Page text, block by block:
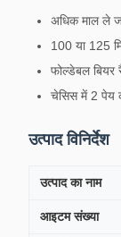
अधिक माल ले
100 या 125
फोल्डेबल बियर
चेसिस में 2 पेय
उत्पाद विनिर्देश
उत्पाद का नाम
आइटम संख्या